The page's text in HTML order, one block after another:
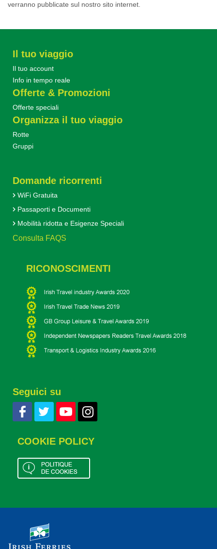
verranno pubblicate sul nostro sito internet.
Il tuo viaggio
Il tuo account
Info in tempo reale
Offerte & Promozioni
Offerte speciali
Organizza il tuo viaggio
Rotte
Gruppi
Domande ricorrenti
WiFi Gratuita
Passaporti e Documenti
Mobilità ridotta e Esigenze Speciali
Consulta FAQS
RICONOSCIMENTI
Seguici su
COOKIE POLICY